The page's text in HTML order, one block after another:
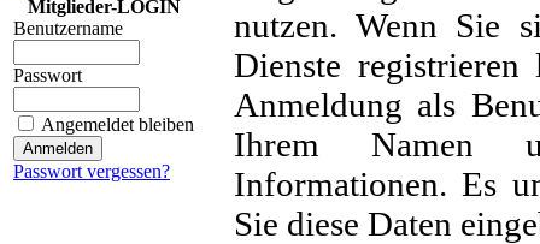
Mitglieder-LOGIN
Benutzername
Passwort
Angemeldet bleiben
Passwort vergessen?
nutzen. Wenn Sie
Dienste registrieren
Anmeldung als
Ihrem Namen
Informationen. Es
Sie diese Daten